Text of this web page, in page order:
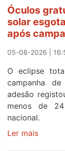
a
meta
em
Sintra
etapa
da
87ª
Volta
Óculos
solar
após
05-08-2026 |
O eclipse
campanha
adesão
menos de
nacional.
Ler mais